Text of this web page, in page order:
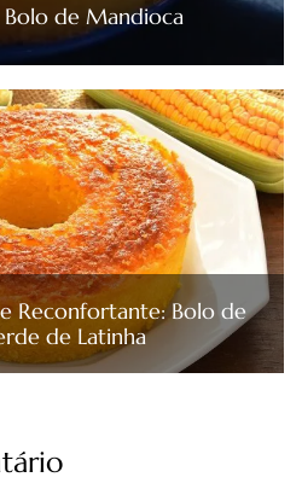
de Mandioca
Reconfortante: Bolo de
de Latinha